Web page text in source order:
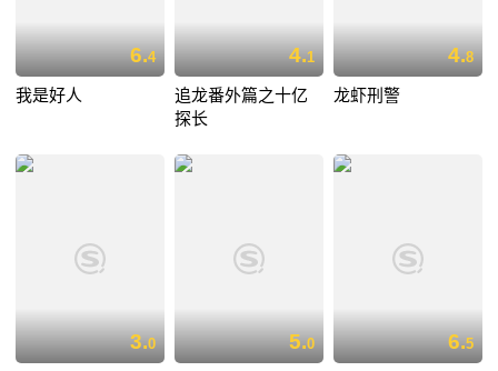
6.4
我是好人
4.1
追龙番外篇之十亿
探长
4.8
龙虾刑警
3.0 5.0 6.5